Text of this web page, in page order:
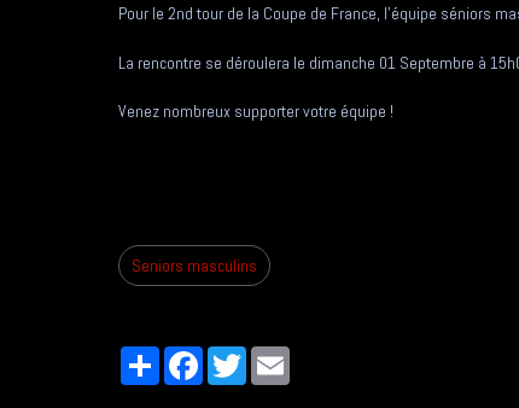
Pour le 2nd tour de la Coupe de France, l'équipe séniors
La rencontre se déroulera le dimanche 01 Septembre à
Venez nombreux supporter votre équipe !
Seniors masculins
PartagerFacebookTwitter